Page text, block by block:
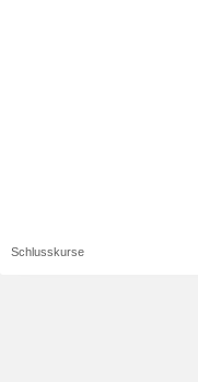
Schlusskurse